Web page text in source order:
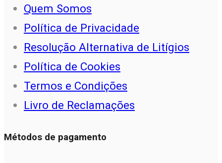
Quem Somos
Política de Privacidade
Resolução Alternativa de Litígios
Política de Cookies
Termos e Condições
Livro de Reclamações
Métodos de pagamento